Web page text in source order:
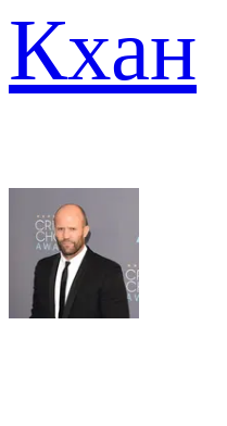
Кхан